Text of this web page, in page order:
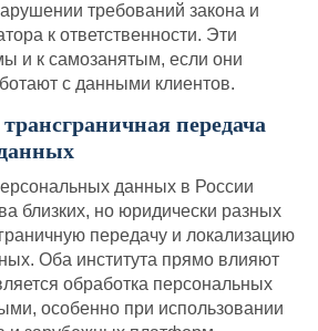
требований закона и
к ответственности. Эти
и к самозанятым, если они
с данными клиентов.
передача
данных в России
близких, но юридически разных
передачу и локализацию
Оба института прямо влияют
обработка персональных
особенно при использовании